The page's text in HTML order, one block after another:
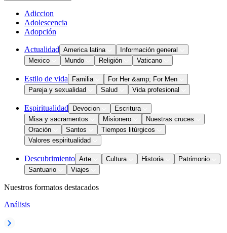
Adiccion
Adolescencia
Adopción
Actualidad America latina
Información general
Mexico
Mundo Religión Vaticano
Estilo de vida Familia
For Her &amp; For Men
Pareja y sexualidad
Salud Vida profesional
Espiritualidad Devocion
Escritura
Misa y sacramentos
Misionero
Nuestras cruces
Oración
Santos
Tiempos litúrgicos
Valores espiritualidad
Descubrimiento Arte Cultura Historia
Patrimonio
Santuario
Viajes
Nuestros formatos destacados
Análisis